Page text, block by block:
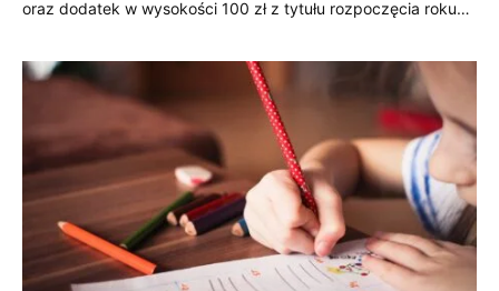
oraz dodatek w wysokości 100 zł z tytułu rozpoczęcia roku…